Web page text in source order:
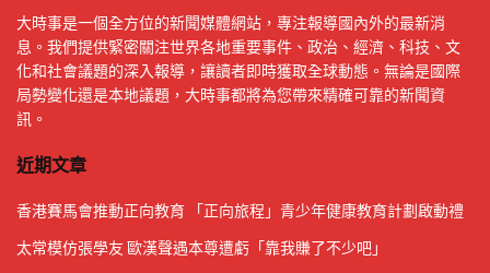
大時事是一個全方位的新聞媒體網站，專注報導國內外的最新消
息。我們提供緊密關注世界各地重要事件、政治、經濟、科技、文
化和社會議題的深入報導，讓讀者即時獲取全球動態。無論是國際
局勢變化還是本地議題，大時事都將為您帶來精確可靠的新聞資
訊。
近期文章
香港賽馬會推動正向教育 「正向旅程」青少年健康教育計劃啟動禮
太常模仿張學友 歐漢聲遇本尊遭虧「靠我賺了不少吧」